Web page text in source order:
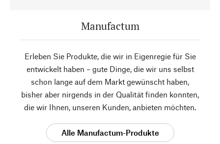
Manufactum
Erleben Sie Produkte, die wir in Eigenregie für Sie
entwickelt haben – gute Dinge, die wir uns selbst
schon lange auf dem Markt gewünscht haben,
bisher aber nirgends in der Qualität finden konnten,
die wir Ihnen, unseren Kunden, anbieten möchten.
Alle Manufactum-Produkte